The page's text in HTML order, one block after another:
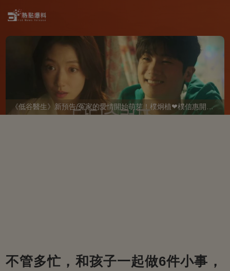
《低谷醫生》新預告/冤家的愛情開始萌芽！樸炯植❤樸信惠開啓「同居生活」互相共鳴、安慰~
不管多忙，和孩子一起做6件小事，